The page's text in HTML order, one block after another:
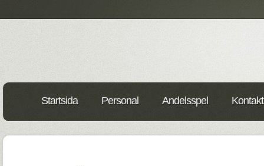
Startsida Personal Andelsspel